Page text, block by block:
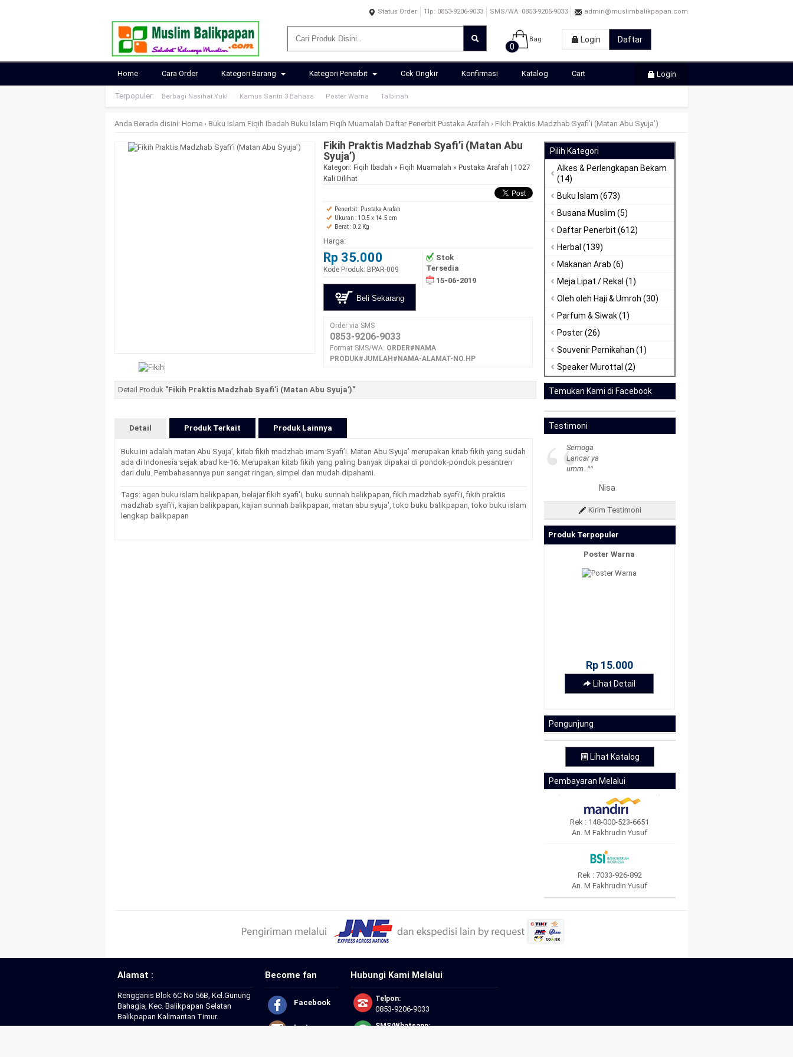
Status Order Tlp: 0853-9206-9033 SMS/WA: 0853-9206-9033 admin@muslimbalikpapan.com
0
Bag Login Daftar
Home Cara Order Kategori Barang Kategori Penerbit Cek Ongkir Konfirmasi Katalog Cart Login
Terpopuler: Berbagi Nasihat Yuk! Kamus Santri 3 Bahasa Poster Warna Talbinah
Anda Berada disini: Home › Buku Islam Fiqih Ibadah Buku Islam Fiqih Muamalah Daftar Penerbit Pustaka Arafah › Fikih Praktis Madzhab Syafi’i (Matan Abu Syuja’)
Fikih Praktis Madzhab Syafi’i (Matan Abu
Syuja’)
Kategori: Fiqih Ibadah » Fiqih Muamalah » Pustaka Arafah | 1027
Kali Dilihat
Penerbit : Pustaka Arafah
Ukuran : 10.5 x 14.5 cm
Berat : 0.2 Kg
Harga:
Rp 35.000
Kode Produk: BPAR-009
Stok
Tersedia
15-06-2019
Beli Sekarang
Order via SMS
0853-9206-9033
Format SMS/WA: ORDER#NAMA
PRODUK#JUMLAH#NAMA-ALAMAT-NO.HP
Detail Produk "Fikih Praktis Madzhab Syafi’i (Matan Abu Syuja’)"
Detail Produk Terkait Produk Lainnya
Buku ini adalah matan Abu Syuja’, kitab fikih madzhab imam Syafi’i. Matan Abu Syuja’ merupakan kitab fikih yang sudah
ada di Indonesia sejak abad ke-16. Merupakan kitab fikih yang paling banyak dipakai di pondok-pondok pesantren
dari dulu. Pembahasannya pun sangat ringan, simpel dan mudah dipahami.
Tags: agen buku islam balikpapan, belajar fikih syafi'i, buku sunnah balikpapan,fikih madzhab syafi'i,fikih praktis
madzhab syafi'i, kajian balikpapan, kajian sunnah balikpapan, matan abu syuja',toko buku balikpapan,toko buku islam
lengkap balikpapan
Pilih Kategori
Alkes & Perlengkapan Bekam
(14)
Buku Islam (673)
Busana Muslim (5)
Daftar Penerbit (612)
Herbal (139)
Makanan Arab (6)
Meja Lipat / Rekal (1)
Oleh oleh Haji & Umroh (30)
Parfum & Siwak(1)
Poster(26)
Souvenir Pernikahan (1)
Speaker Murottal (2)
Temukan Kami di Facebook
Testimoni
“Semoga
Lancar ya
umm..^^
Nisa
Kirim Testimoni
Produk Terpopuler
Poster Warna
Rp 15.000
Lihat Detail
Pengunjung
Lihat Katalog
Pembayaran Melalui
Rek : 148-000-523-6651
An. M Fakhrudin Yusuf
Rek : 7033-926-892
An. M Fakhrudin Yusuf
Alamat :
Rengganis Blok 6C No 56B, Kel.Gunung
Bahagia, Kec. Balikpapan Selatan
Balikpapan Kalimantan Timur.
Become fan
Facebook
Instagram
Hubungi Kami Melalui
Telpon:
0853-9206-9033
SMS/Whatsapp: